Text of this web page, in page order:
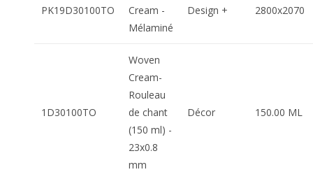
PK19D30100TO
Cream -
Mélaminé
Design + 2800x2070
1D30100TO
Woven
Cream-
Rouleau
de chant
(150 ml) -
23x0.8
mm
Décor 150.00 ML